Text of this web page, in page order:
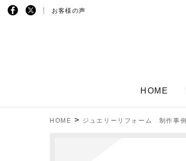
お客様の声
HOME
HOME > ジュエリーリフォーム 制作事例